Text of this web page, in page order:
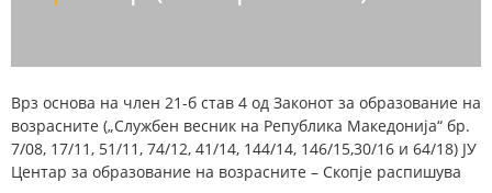
Врз основа на член 21-б став 4 од Законот за образование на
возрасните („Службен весник на Република Македонија“ бр.
7/08, 17/11, 51/11, 74/12, 41/14, 144/14, 146/15,30/16 и 64/18) ЈУ
Центар за образование на возрасните – Скопје распишува